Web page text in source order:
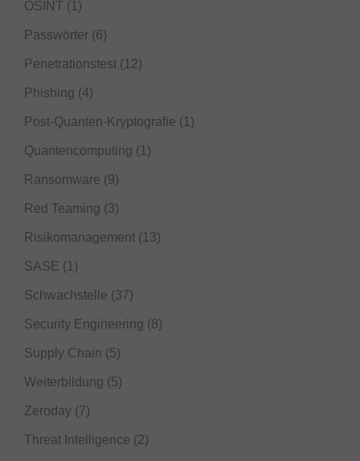
OSINT (1)
Passwörter (6)
Penetrationstest (12)
Phishing (4)
Post-Quanten-Kryptografie (1)
Quantencomputing (1)
Ransomware (9)
Red Teaming (3)
Risikomanagement (13)
SASE (1)
Schwachstelle (37)
Security Engineering (8)
Supply Chain (5)
Weiterbildung (5)
Zeroday (7)
Threat Intelligence (2)